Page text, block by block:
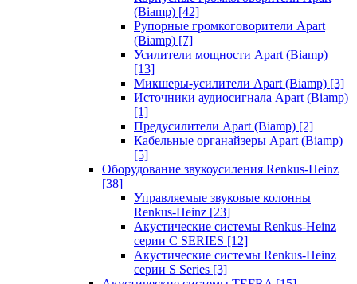
(Biamp) [42]
Рупорные громкоговорители Apart
(Biamp) [7]
Усилители мощности Apart (Biamp)
[13]
Микшеры-усилители Apart (Biamp) [3]
Источники аудиосигнала Apart (Biamp)
[1]
Предусилители Apart (Biamp) [2]
Кабельные органайзеры Apart (Biamp)
[5]
Оборудование звукоусиления Renkus-Heinz
[38]
Управляемые звуковые колонны
Renkus-Heinz [23]
Акустические системы Renkus-Heinz
серии C SERIES [12]
Акустические системы Renkus-Heinz
серии S Series [3]